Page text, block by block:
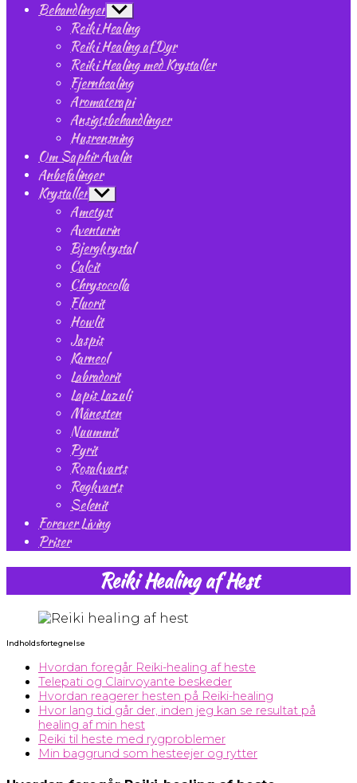
Behandlinger Vis
undermenu
Reiki Healing
Reiki Healing af Dyr
Reiki Healing med Krystaller
Fjernhealing
Aromaterapi
Ansigtsbehandlinger
Husrensning
Om Saphir Avalin
Anbefalinger
Krystaller Vis
undermenu
Ametyst
Aventurin
Bjergkrystal
Calcit
Chrysocolla
Fluorit
Howlit
Jaspis
Karneol
Labradorit
Lapis Lazuli
Månesten
Nuummit
Pyrit
Rosakvarts
Røgkvarts
Selenit
Forever Living
Priser
Reiki Healing af Hest
Indholdsfortegnelse
Hvordan foregår Reiki-healing af heste
Telepati og Clairvoyante beskeder
Hvordan reagerer hesten på Reiki-healing
Hvor lang tid går der, inden jeg kan se resultat på
healing af min hest
Reiki til heste med rygproblemer
Min baggrund som hesteejer og rytter